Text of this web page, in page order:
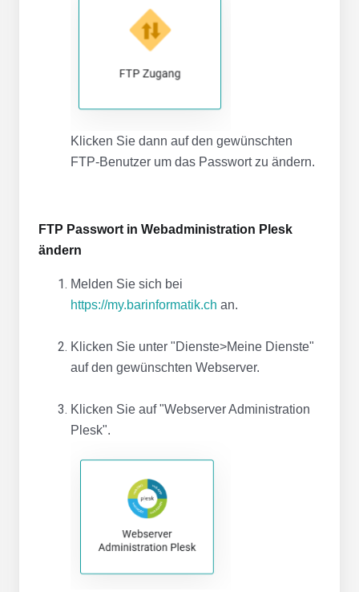
Klicken Sie dann auf den gewünschten
FTP-Benutzer um das Passwort zu ändern.
FTP Passwort in Webadministration Plesk
ändern
Melden Sie sich bei
https://my.barinformatik.ch an.
Klicken Sie unter "Dienste>Meine Dienste"
auf den gewünschten Webserver.
Klicken Sie auf "Webserver Administration
Plesk".